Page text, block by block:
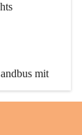
mit
Linie